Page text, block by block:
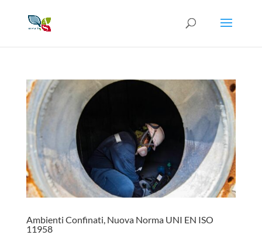
Ambienti Confinati, Nuova Norma UNI EN ISO
11958